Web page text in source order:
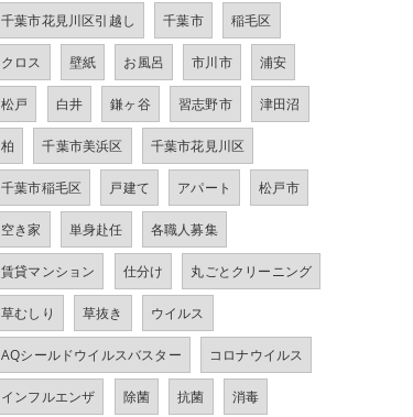
千葉市花見川区引越し 千葉市 稲毛区
クロス 壁紙 お風呂 市川市 浦安
松戸 白井 鎌ヶ谷 習志野市 津田沼
柏 千葉市美浜区 千葉市花見川区
千葉市稲毛区 戸建て アパート 松戸市
空き家 単身赴任 各職人募集
賃貸マンション 仕分け 丸ごとクリーニング
草むしり 草抜き ウイルス
AQシールドウイルスバスター コロナウイルス
インフルエンザ 除菌 抗菌 消毒